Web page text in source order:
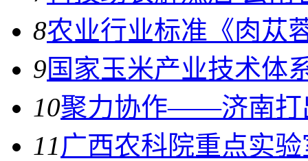
8农业行业标准《肉苁
9国家玉米产业技术体
10聚力协作——济南打
11广西农科院重点实